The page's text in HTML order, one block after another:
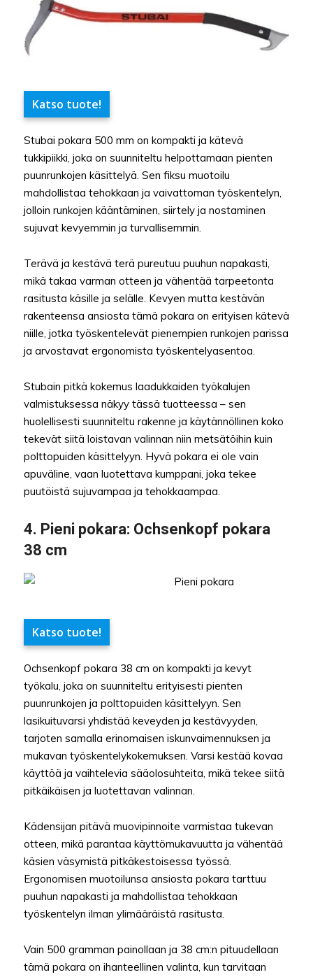
Katso tuote!
Stubai pokara 500 mm on kompakti ja kätevä
tukkipiikki, joka on suunniteltu helpottamaan pienten
puunrunkojen käsittelyä. Sen fiksu muotoilu
mahdollistaa tehokkaan ja vaivattoman työskentelyn,
jolloin runkojen kääntäminen, siirtely ja nostaminen
sujuvat kevyemmin ja turvallisemmin.
Terävä ja kestävä terä pureutuu puuhun napakasti,
mikä takaa varman otteen ja vähentää tarpeetonta
rasitusta käsille ja selälle. Kevyen mutta kestävän
rakenteensa ansiosta tämä pokara on erityisen kätevä
niille, jotka työskentelevät pienempien runkojen parissa
ja arvostavat ergonomista työskentelyasentoa.
Stubain pitkä kokemus laadukkaiden työkalujen
valmistuksessa näkyy tässä tuotteessa – sen
huolellisesti suunniteltu rakenne ja käytännöllinen koko
tekevät siitä loistavan valinnan niin metsätöihin kuin
polttopuiden käsittelyyn. Hyvä pokara ei ole vain
apuväline, vaan luotettava kumppani, joka tekee
puutöistä sujuvampaa ja tehokkaampaa.
4. Pieni pokara: Ochsenkopf pokara
38 cm
Katso tuote!
Ochsenkopf pokara 38 cm on kompakti ja kevyt
työkalu, joka on suunniteltu erityisesti pienten
puunrunkojen ja polttopuiden käsittelyyn. Sen
lasikuituvarsi yhdistää keveyden ja kestävyyden,
tarjoten samalla erinomaisen iskunvaimennuksen ja
mukavan työskentelykokemuksen. Varsi kestää kovaa
käyttöä ja vaihtelevia sääolosuhteita, mikä tekee siitä
pitkäikäisen ja luotettavan valinnan.
Kädensijan pitävä muovipinnoite varmistaa tukevan
otteen, mikä parantaa käyttömukavuutta ja vähentää
käsien väsymistä pitkäkestoisessa työssä.
Ergonomisen muotoilunsa ansiosta pokara tarttuu
puuhun napakasti ja mahdollistaa tehokkaan
työskentelyn ilman ylimääräistä rasitusta.
Vain 500 gramman painollaan ja 38 cm:n pituudellaan
tämä pokara on ihanteellinen valinta, kun tarvitaan